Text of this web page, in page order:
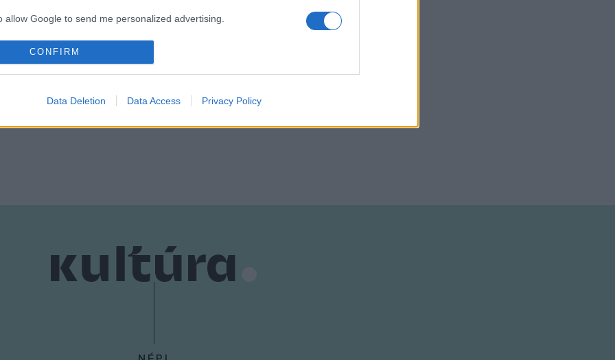
allow Google to send me personalized advertising.
allow Google to enable storage related to analytics like cookies on
identifiers in apps.
allow Google to enable storage related to functionality of the website
CONFIRM
Data Deletion Data Access Privacy Policy
X. Pécsi Fotóbiennálé és a
kiállítás. A program
és szakmai